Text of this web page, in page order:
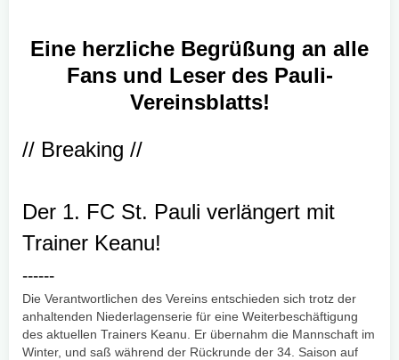
Eine herzliche Begrüßung an alle
Fans und Leser des Pauli-
Vereinsblatts!
// Breaking //
Der 1. FC St. Pauli verlängert mit
Trainer Keanu!
------
Die Verantwortlichen des Vereins entschieden sich trotz der
anhaltenden Niederlagenserie für eine Weiterbeschäftigung
des aktuellen Trainers Keanu. Er übernahm die Mannschaft im
Winter, und saß während der Rückrunde der 34. Saison auf